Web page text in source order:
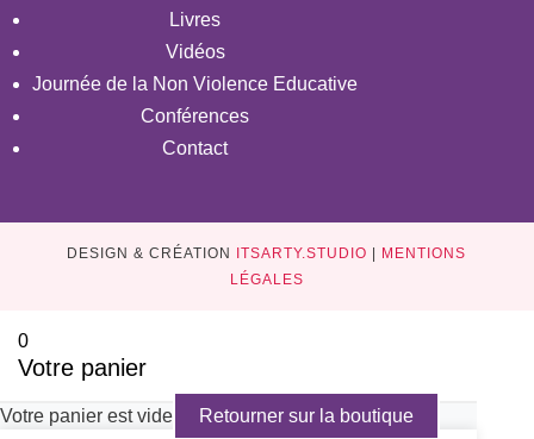
Livres
Vidéos
Journée de la Non Violence Educative
Conférences
Contact
DESIGN & CRÉATION ITSARTY.STUDIO
MENTIONS
LÉGALES
0
Votre panier
Votre panier est vide Retourner sur la boutique